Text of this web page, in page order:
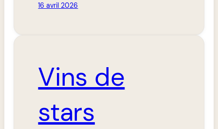
16 avril 2026
Vins de
stars